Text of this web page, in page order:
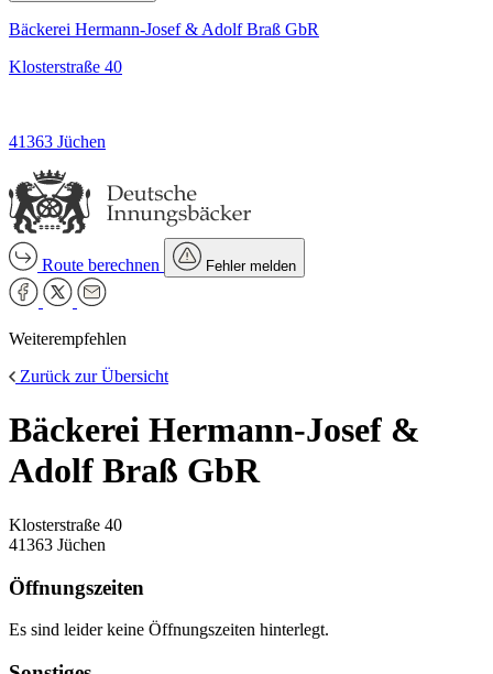
Bäckerei Hermann-Josef & Adolf Braß GbR
Klosterstraße 40
41363 Jüchen
Route berechnen Fehler melden
Weiterempfehlen
Zurück zur Übersicht
Bäckerei Hermann-Josef &
Adolf Braß GbR
Klosterstraße 40
41363 Jüchen
Öffnungszeiten
Es sind leider keine Öffnungszeiten hinterlegt.